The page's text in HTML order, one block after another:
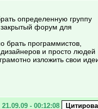
определенную группу
форум для
брать программистов,
и просто людей
изложить свои
21.09.09 - 00:12:08